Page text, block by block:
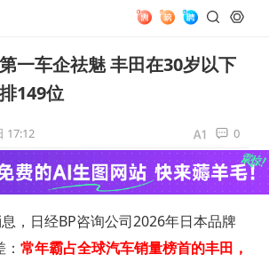
一车企祛魅 丰田在30岁以下
149位
17:12 0
，日经BP咨询公司2026年日本品牌
常年霸占全球汽车销量榜首的丰田，